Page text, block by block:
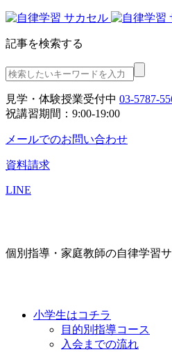
記事を検索する
見学・体験授業受付中 03-5787-
祝講習期間：9:00-19:00
メールでのお問い合わせ
資料請求
LINE
個別指導・家庭教師の自律学習
小学生はコチラ
目的別指導コース
入会までの流れ